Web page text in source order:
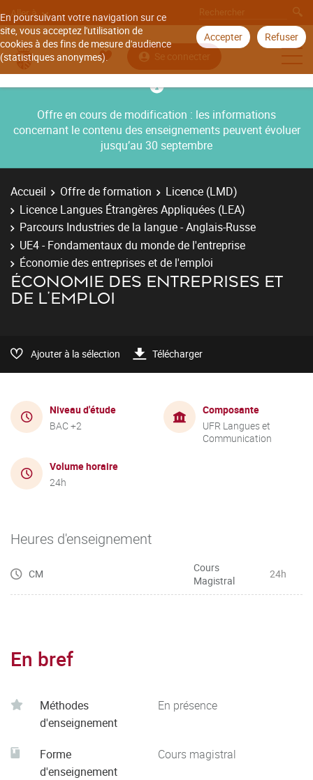
En poursuivant votre navigation sur ce
site, vous acceptez l'utilisation de
cookies à des fins de mesure d'audience
(statistiques anonymes).
Accepter Refuser
Aller à
Se connecter
Offre en cours de modification : les informations
concernant le contenu des enseignements peuvent évoluer
jusqu’au 30 septembre
Accueil Offre de formation
Licence (LMD)
Licence Langues Étrangères Appliquées (LEA)
Parcours Industries de la langue - Anglais-Russe
UE4 - Fondamentaux du monde de l'entreprise
Économie des entreprises et de l'emploi
ÉCONOMIE DES ENTREPRISES ET
DE L'EMPLOI
Ajouter à la sélection Télécharger
Niveau d'étude
BAC +2
Composante
UFR Langues et
Communication
Volume horaire
24h
Heures d'enseignement
CM
Cours
Magistral
24h
En bref
Méthodes
d'enseignement
En présence
Forme
d'enseignement
Cours magistral